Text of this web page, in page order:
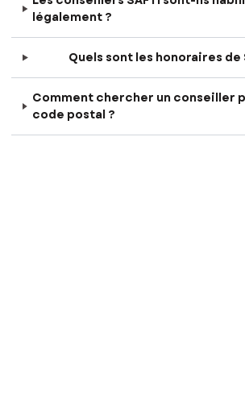
légalement ?
Quels sont les honoraires de
Comment chercher un conseiller
code postal ?